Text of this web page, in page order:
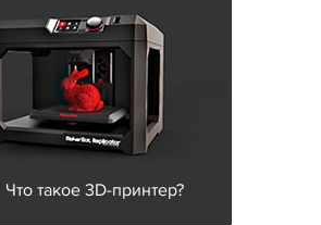
Что такое 3D-принтер?